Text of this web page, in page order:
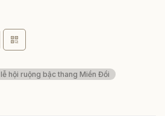
lễ hội ruộng bậc thang Miền Đồi